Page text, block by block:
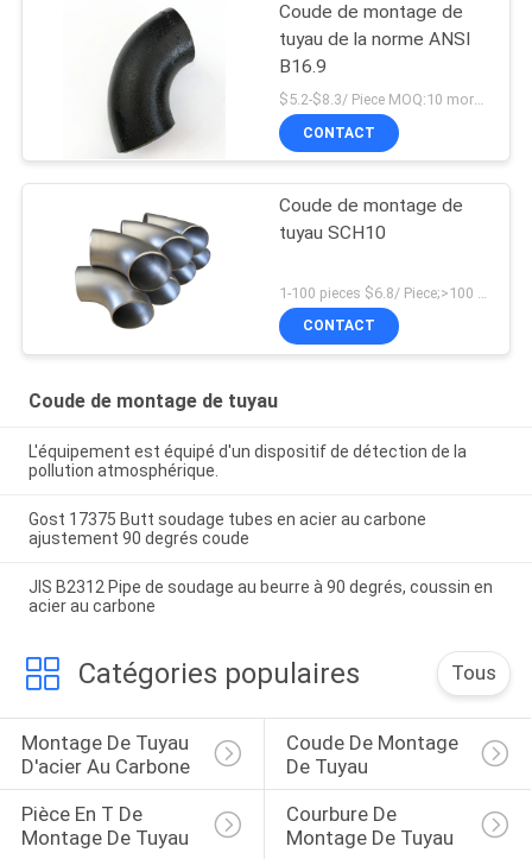
Coude de montage de
tuyau de la norme ANSI
B16.9
CONTACT
Coude de montage de
tuyau SCH10
CONTACT
Coude de montage de tuyau
L'équipement est équipé d'un dispositif de détection de la
pollution atmosphérique.
Gost 17375 Butt soudage tubes en acier au carbone
ajustement 90 degrés coude
JIS B2312 Pipe de soudage au beurre à 90 degrés, coussin en
acier au carbone
Catégories populaires Tous
Montage De Tuyau
D'acier Au Carbone
Coude De Montage
De Tuyau
Pièce En T De
Montage De Tuyau
Courbure De
Montage De Tuyau